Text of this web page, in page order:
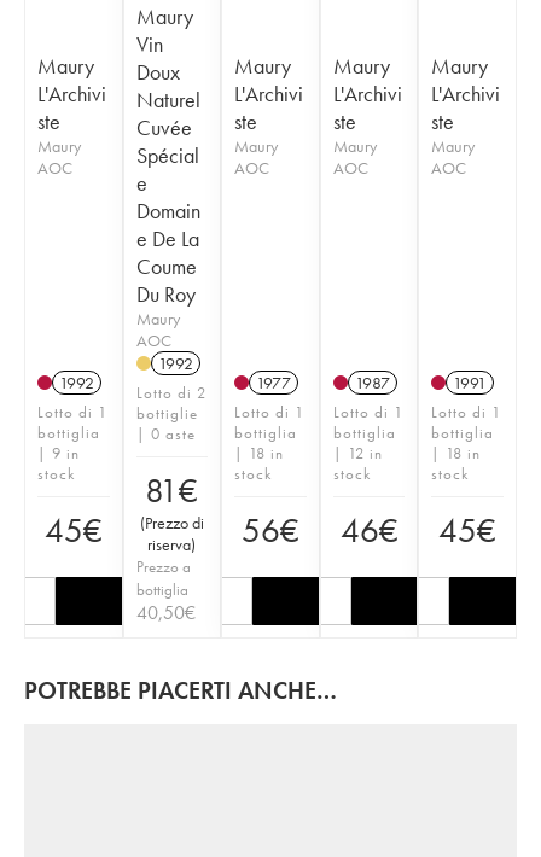
Maury
L'Archivi
ste
Maury
AOC
1992
Lotto di 1
bottiglia
| 9 in
stock
45€
Maury
Vin
Doux
Naturel
Cuvée
Spécial
e
Domain
e De La
Coume
Du Roy
Maury
AOC
1992
Lotto di 2
bottiglie
| 0 aste
81€
(Prezzo di
riserva)
Prezzo a
bottiglia
40,50€
Maury
L'Archivi
ste
Maury
AOC
1977
Lotto di 1
bottiglia
| 18 in
stock
56€
Maury
L'Archivi
ste
Maury
AOC
1987
Lotto di 1
bottiglia
| 12 in
stock
46€
Maury
L'Archivi
ste
Maury
AOC
1991
Lotto di 1
bottiglia
| 18 in
stock
45€
POTREBBE PIACERTI ANCHE…